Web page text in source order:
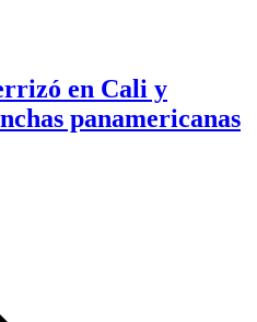
en Cali y
panamericanas